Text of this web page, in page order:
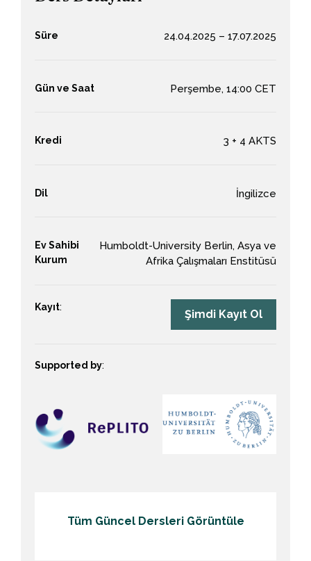
Süre 24.04.2025 – 17.07.2025
Gün ve Saat Perşembe, 14:00 CET
Kredi 3 + 4 AKTS
Dil İngilizce
Ev Sahibi
Kurum
Humboldt-University Berlin, Asya ve
Afrika Çalışmaları Enstitüsü
Kayıt:
Şimdi Kayıt Ol
Supported by:
Tüm Güncel Dersleri Görüntüle